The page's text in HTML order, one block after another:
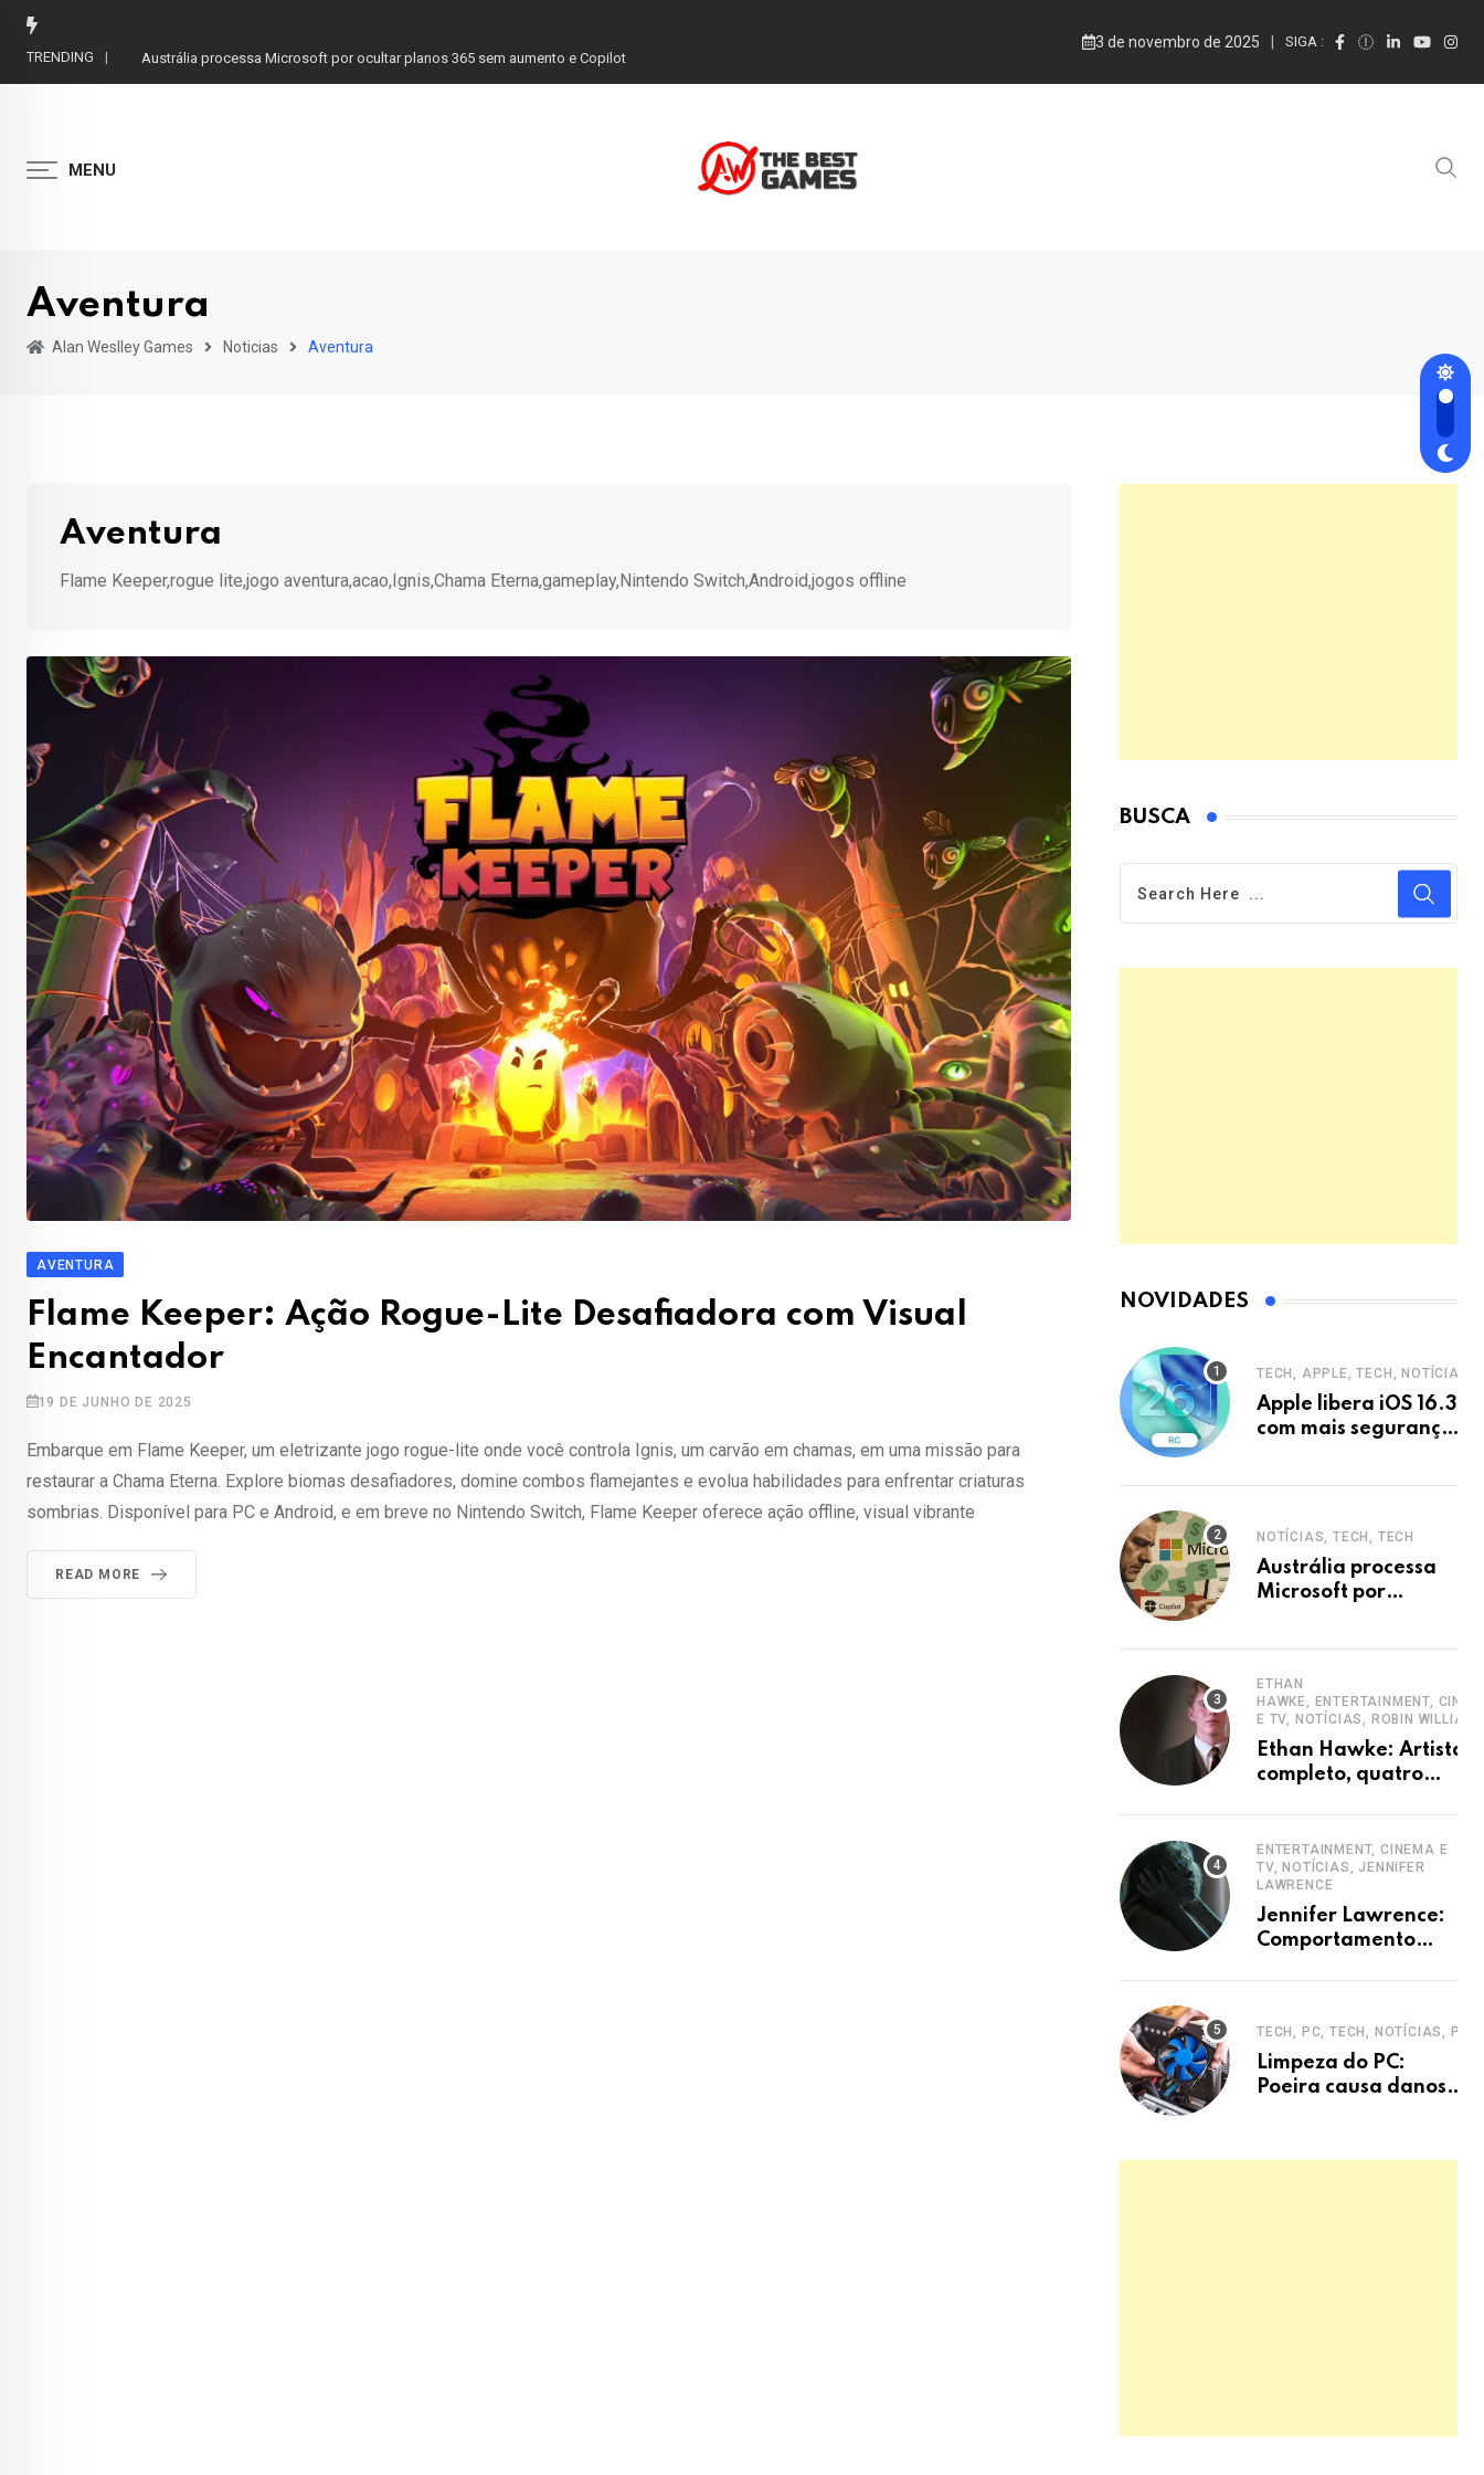
Skip
TRENDING Austrália processa Microsoft por ocultar planos 365 sem aumento e Copilot
3 de novembro de 2025 SIGA :
MENU
Aventura
Alan Weslley Games Noticias Aventura
Aventura
Flame Keeper,rogue lite,jogo aventura,acao,Ignis,Chama Eterna,gameplay,Nintendo Switch,Android,jogos offline
AVENTURA
Flame Keeper: Ação Rogue-Lite Desafiadora com Visual
Encantador
19 DE JUNHO DE 2025
Embarque em Flame Keeper, um eletrizante jogo rogue-lite onde você controla Ignis, um carvão em chamas, em uma missão para
restaurar a Chama Eterna. Explore biomas desafiadores, domine combos flamejantes e evolua habilidades para enfrentar criaturas
sombrias. Disponível para PC e Android, e em breve no Nintendo Switch, Flame Keeper oferece ação offline, visual vibrante
READ MORE
BUSCA
NOVIDADES
TECH, APPLE, TECH, NOTÍCIAS
Apple libera iOS 16.3
com mais segurança
NOTÍCIAS, TECH, TECH
Austrália processa
Microsoft por
ETHAN
HAWKE, ENTERTAINMENT,
E TV, NOTÍCIAS, ROBIN
Ethan Hawke: Artista
completo, quatro
ENTERTAINMENT, CINEMA E
TV, NOTÍCIAS, JENNIFER
LAWRENCE
Jennifer Lawrence:
Comportamento
defesa.
TECH, PC, TECH, NOTÍCIAS, PC
Limpeza do PC:
Poeira causa danos